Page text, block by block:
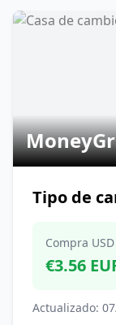
Tipo de
Compra USD
€3.56
Actualizado: